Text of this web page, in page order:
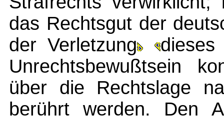
das Rechtsgut der
der Verletzung
dieses
Unrechtsbewußtsein
über die Rechtslage
berührt werden. Den